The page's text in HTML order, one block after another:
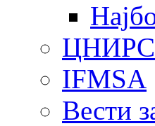
ЦНИРС
IFMSA
Вести